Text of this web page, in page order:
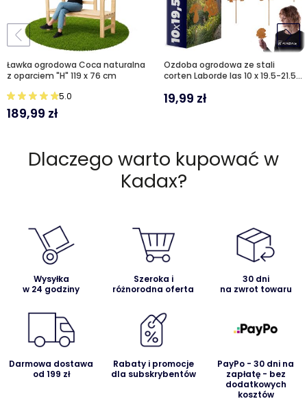
Ławka ogrodowa Coca naturalna
z oparciem "H" 119 x 76 cm
5.0
189,99 zł
Ozdoba ogrodowa ze stali
corten Laborde las 10 x 19.5-21.5
19,99 zł
Dlaczego warto kupować w
Kadax?
Wysyłka
w 24 godziny
Szeroka i
różnorodna oferta
30 dni
na zwrot towaru
Darmowa dostawa
od 199 zł
Rabaty i promocje
dla subskrybentów
PayPo - 30 dni na
zapłatę - bez
dodatkowych
kosztów